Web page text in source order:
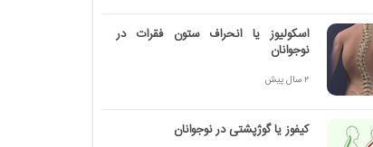
اسکولیوز یا انحراف ستون فقرات در
نوجوانان
2 سال پیش
کیفوز یا گوژپشتی در نوجوانان